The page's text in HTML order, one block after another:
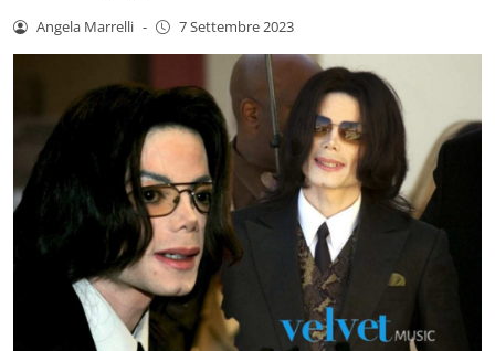
Angela Marrelli - 7 Settembre 2023